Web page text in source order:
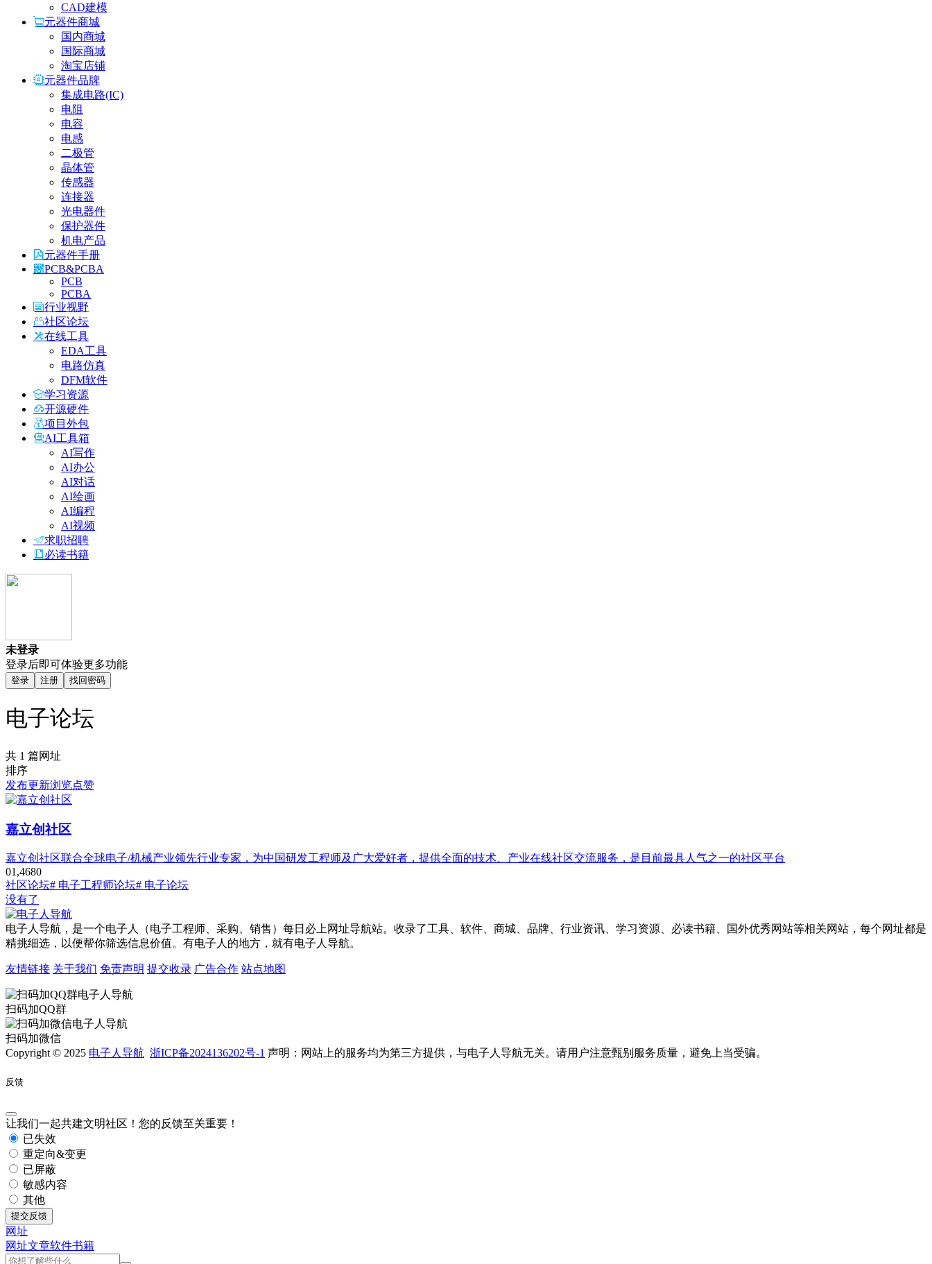
CAD建模
元器件商城
国内商城
国际商城
淘宝店铺
元器件品牌
集成电路(IC)
电阻
电容
电感
二极管
晶体管
传感器
连接器
光电器件
保护器件
机电产品
元器件手册
PCB&PCBA
PCB
PCBA
行业视野
社区论坛
在线工具
EDA工具
电路仿真
DFM软件
学习资源
开源硬件
项目外包
AI工具箱
AI写作
AI办公
AI对话
AI绘画
AI编程
AI视频
求职招聘
必读书籍
未登录
登录后即可体验更多功能
登录 注册 找回密码
电子论坛
共 1 篇网址
排序
发布更新浏览点赞
嘉立创社区
嘉立创社区联合全球电子/机械产业领先行业专家，为中国研发工程师及广大爱好者，提供全面的技术、产业在线社区交流服务，是目前最具人气之一的社区平台
01,4680
社区论坛# 电子工程师论坛# 电子论坛
没有了
电子人导航，是一个电子人（电子工程师、采购、销售）每日必上网址导航站。收录了工具、软件、商城、品牌、行业资讯、学习资源、必读书籍、国外优秀网站等相关网站，每个网址都是
精挑细选，以便帮你筛选信息价值。有电子人的地方，就有电子人导航。
友情链接 关于我们 免责声明 提交收录 广告合作 站点地图
扫码加QQ群
扫码加微信
Copyright © 2025 电子人导航 浙ICP备2024136202号-1 声明：网站上的服务均为第三方提供，与电子人导航无关。请用户注意甄别服务质量，避免上当受骗。
反馈
让我们一起共建文明社区！您的反馈至关重要！
已失效
重定向&变更
已屏蔽
敏感内容
其他
提交反馈
网址
网址文章软件书籍